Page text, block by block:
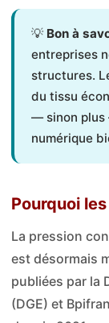
💡 Bon à
entreprises
structures.
du tissu
— sinon plus
numérique
Pourquoi
La pression
est désormais
publiées par la
(DGE) et